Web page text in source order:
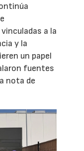
a la
y la
un papel
fuentes
nota de